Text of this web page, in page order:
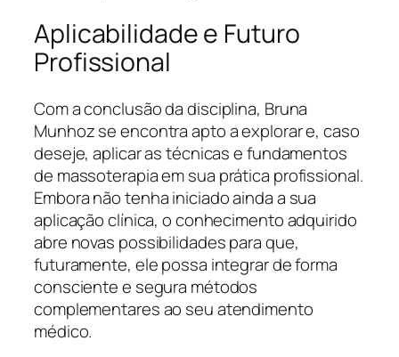
Aplicabilidade e Futuro
Profissional
Com a conclusão da disciplina, Bruna
Munhoz se encontra apto a explorar e, caso
deseje, aplicar as técnicas e fundamentos
de massoterapia em sua prática profissional.
Embora não tenha iniciado ainda a sua
aplicação clínica, o conhecimento adquirido
abre novas possibilidades para que,
futuramente, ele possa integrar de forma
consciente e segura métodos
complementares ao seu atendimento
médico.